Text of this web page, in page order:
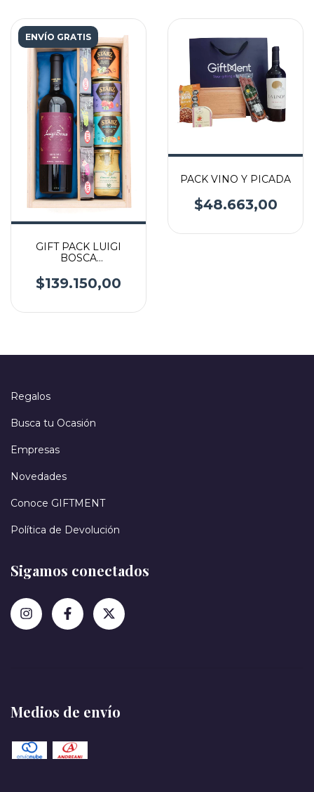
ENVÍO GRATIS
GIFT PACK LUIGI
BOSCA
$139.150,00
PACK VINO Y PICADA
$48.663,00
Regalos
Busca tu Ocasión
Empresas
Novedades
Conoce GIFTMENT
Política de Devolución
Sigamos conectados
Medios de envío